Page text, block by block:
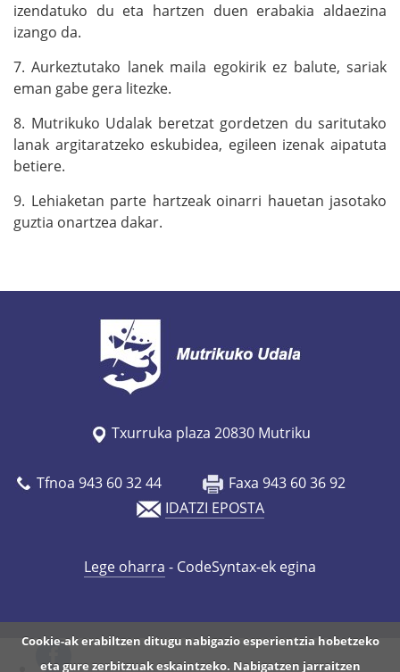
Cookie-ak erabiltzen ditugu nabigazio esperientzia hobetzeko
eta gure zerbitzuak eskaintzeko. Nabigatzen jarraitzen
izendatuko du eta hartzen duen erabakia aldaezina
izango da.
7. Aurkeztutako lanek maila egokirik ez balute, sariak
eman gabe gera litezke.
8. Mutrikuko Udalak beretzat gordetzen du saritutako
lanak argitaratzeko eskubidea, egileen izenak aipatuta
betiere.
9. Lehiaketan parte hartzeak oinarri hauetan jasotako
guztia onartzea dakar.
Txurruka plaza 20830 Mutriku
Tfnoa 943 60 32 44
Faxa 943 60 36 92
IDATZI EPOSTA
Lege oharra - CodeSyntax-ek egina